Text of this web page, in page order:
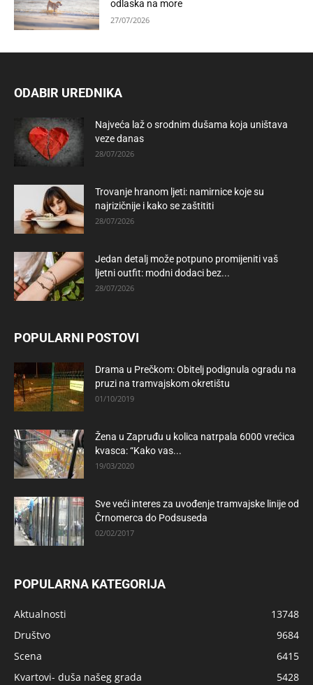
odlaska na more
27/07/2026
ODABIR UREDNIKA
Najveća laž o srodnim dušama koja uništava
veze danas
28/07/2026
Trovanje hranom ljeti: namirnice koje su
najrizičnije i kako se zaštititi
28/07/2026
Jedan detalj može potpuno promijeniti vaš
ljetni outfit: modni dodaci bez...
28/07/2026
POPULARNI POSTOVI
Drama u Prečkom: Obitelj podignula ogradu na
pruzi na tramvajskom okretištu
01/10/2019
Žena u Zapruđu u kolica natrpala 6000 vrećica
kvasca: “Kako vas...
19/03/2020
Sve veći interes za uvođenje tramvajske linije od
Črnomerca do Podsuseda
02/02/2017
POPULARNA KATEGORIJA
Aktualnosti
13748
Društvo
9684
Scena
6415
Kvartovi- duša našeg grada
5428